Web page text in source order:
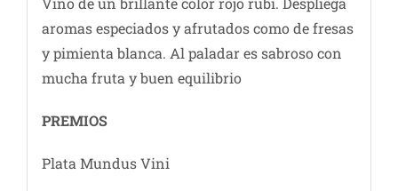
aromas especiados y afrutados como de fresas
y pimienta blanca. Al paladar es sabroso con
mucha fruta y buen equilibrio
PREMIOS
Plata Mundus Vini